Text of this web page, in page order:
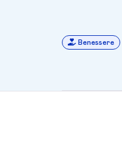
Benessere